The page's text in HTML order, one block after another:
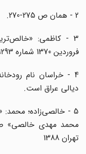
فروردین 1370 شماره 19293، ص6.
4 - خراسان نام
دیالی عراق است.
5 - خالصی‌زاده؛ محمد:
تهران 1388